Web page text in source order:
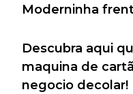
Moderninha
Descubra aqui
maquina de
negocio decolar!